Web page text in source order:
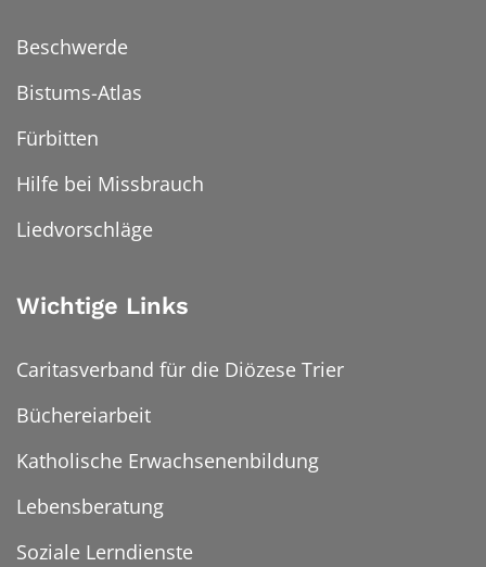
Beschwerde
Bistums-Atlas
Fürbitten
Hilfe bei Missbrauch
Liedvorschläge
Wichtige Links
Caritasverband für die Diözese Trier
Büchereiarbeit
Katholische Erwachsenenbildung
Lebensberatung
Soziale Lerndienste